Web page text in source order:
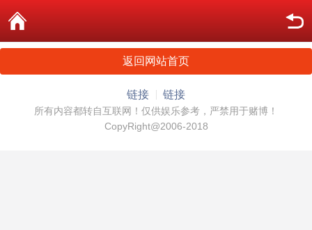
返回网站首页
链接 链接
所有内容都转自互联网！仅供娱乐参考，严禁用于赌博！
CopyRight@2006-2018